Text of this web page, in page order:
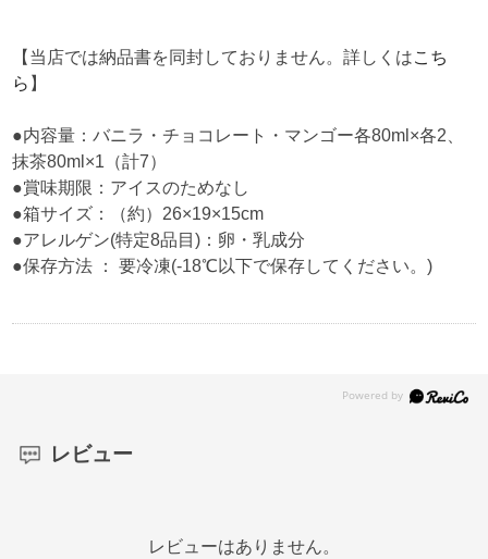
【当店では納品書を同封しておりません。詳しくはこち
ら 】
●内容量：バニラ・チョコレート・マンゴー各80ml×各2、
抹茶80ml×1（計7）
●賞味期限：アイスのためなし
●箱サイズ：（約）26×19×15cm
●アレルゲン(特定8品目)：卵・乳成分
●保存方法 ： 要冷凍(-18℃以下で保存してください。)
レビュー
レビューはありません。